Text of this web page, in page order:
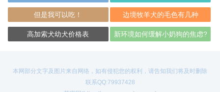
种
但是我可以吃！ 边境牧羊犬的毛色有几种
高加索犬幼犬价格表 新环境如何缓解小奶狗的焦虑?
本网部分文字及图片来自网络，如有侵犯您的权利，请告知我们将及时删除
联系QQ:79937428